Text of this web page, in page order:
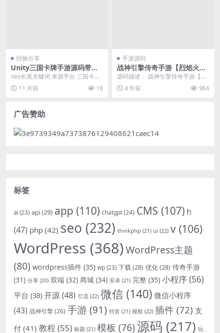
经验分享
Unity三国卡牌手游源码带后
台系统开发实战
seo长尾关键词 来源平台 三国卡牌
手游源码带运营后台下载 百度热搜
免费三国卡...
11 月前 16
手游源码
战神引擎传奇手游【烈焰火龙
第三季白猪版】最新整理Win
半手工服务端+充值后台+安卓
苹果双端
源码描述： 战神引擎传奇手游【烈
焰火龙第三季白猪版】最新整理Wi
n半手工服务端+...
4 年前 964
广告赞助
标签
ai (23) api(29) app (110) chatgpt(24) CMS (107) h
(47) php (42) seo (232) thinkphp (21) ui (22) v (106)
WordPress (368)WordPress主题
(80) wordpress插件 (35) wp (23) 下载(28) 优化(28) 传奇手游
(31) 分享 (20) 双端 (32) 商城 (34) 安卓 (21) 完整 (35) 小程序(56)
平台 (38) 开源(48) 引流 (22) 微信 (140) 微信小程序
(43) 战神引擎(26) 手游(91) 抖音 (21) 授权 (22) 插件 (72) 支
付 (41) 教程 (55) 标题 (21) 模板 (76)源码 (217) 玩